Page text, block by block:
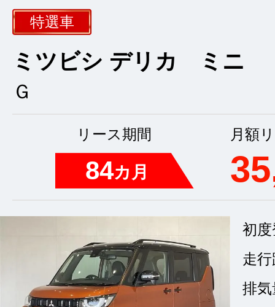
特選車
ミツビシ デリカ ミニ
Ｇ
リース期間
84カ月
月額
初
走
排気